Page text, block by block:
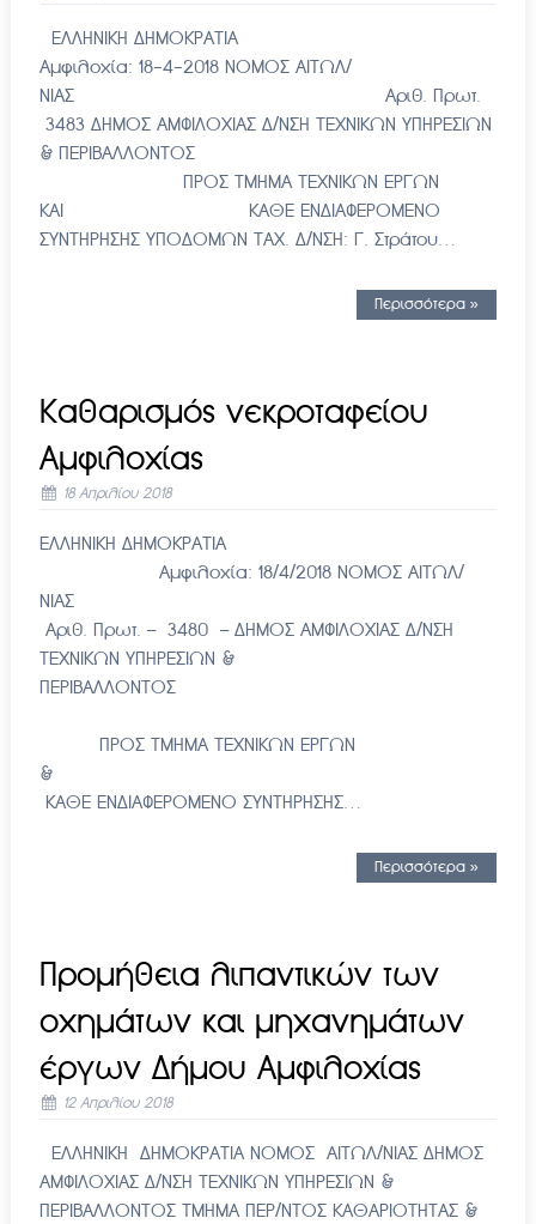
ΕΛΛΗΝΙΚΗ ΔΗΜΟΚΡΑΤΙΑ
Αμφιλοχία: 18-4-2018 ΝΟΜΟΣ ΑΙΤΩΛ/
ΝΙΑΣ Αριθ. Πρωτ.
3483 ΔΗΜΟΣ ΑΜΦΙΛΟΧΙΑΣ Δ/ΝΣΗ ΤΕΧΝΙΚΩΝ ΥΠΗΡΕΣΙΩΝ
& ΠΕΡΙΒΑΛΛΟΝΤΟΣ
ΠΡΟΣ ΤΜΗΜΑ ΤΕΧΝΙΚΩΝ ΕΡΓΩΝ
ΚΑΙ ΚΑΘΕ ΕΝΔΙΑΦΕΡΟΜΕΝΟ
ΣΥΝΤΗΡΗΣΗΣ ΥΠΟΔΟΜΩΝ ΤΑΧ. Δ/ΝΣΗ: Γ. Στράτου…
Περισσότερα »
Καθαρισμός νεκροταφείου
Αμφιλοχίας
18 Απριλίου 2018
ΕΛΛΗΝΙΚΗ ΔΗΜΟΚΡΑΤΙΑ
Αμφιλοχία: 18/4/2018 ΝΟΜΟΣ ΑΙΤΩΛ/
ΝΙΑΣ
Αριθ. Πρωτ. – 3480 – ΔΗΜΟΣ ΑΜΦΙΛΟΧΙΑΣ Δ/ΝΣΗ
ΤΕΧΝΙΚΩΝ ΥΠΗΡΕΣΙΩΝ &
ΠΕΡΙΒΑΛΛΟΝΤΟΣ
ΠΡΟΣ ΤΜΗΜΑ ΤΕΧΝΙΚΩΝ ΕΡΓΩΝ
&
ΚΑΘΕ ΕΝΔΙΑΦΕΡΟΜΕΝΟ ΣΥΝΤΗΡΗΣΗΣ…
Περισσότερα »
Προμήθεια λιπαντικών των
οχημάτων και μηχανημάτων
έργων Δήμου Αμφιλοχίας
12 Απριλίου 2018
ΕΛΛΗΝΙΚΗ ΔΗΜΟΚΡΑΤΙΑ ΝΟΜΟΣ ΑΙΤΩΛ/ΝΙΑΣ ΔΗΜΟΣ
ΑΜΦΙΛΟΧΙΑΣ Δ/ΝΣΗ ΤΕΧΝΙΚΩΝ ΥΠΗΡΕΣΙΩΝ &
ΠΕΡΙΒΑΛΛΟΝΤΟΣ ΤΜΗΜΑ ΠΕΡ/ΝΤΟΣ ΚΑΘΑΡΙΟΤΗΤΑΣ &